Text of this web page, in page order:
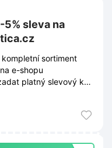
sleva na
sortiment
e-shopu
platný slevový kód
se okamžitě